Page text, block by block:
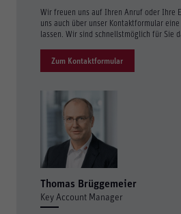
Wir freuen uns auf Ihren Anruf oder Ihre
uns auch über unser Kontaktformular
lassen. Wir sind schnellstmöglich für Sie
Zum Kontaktformular
Thomas Brüggemeier
Key Account Manager